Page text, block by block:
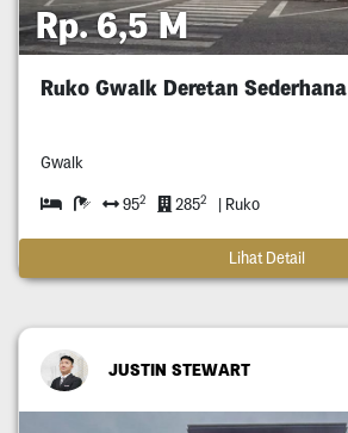
Rp. 6,5 M
Ruko Gwalk Deretan Sederhana
Gwalk
952 2852 | Ruko
Lihat Detail
JUSTIN STEWART